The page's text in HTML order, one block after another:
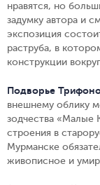
нравятся, но
задумку автора и
экспозиция
раструба, в
конструкции
Подворье
внешнему облику
зодчества «Малые
строения в
Мурманске
живописное и